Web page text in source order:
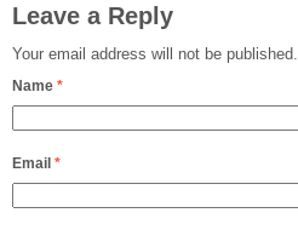
Leave a Reply
Your email address will not be published.
Name *
Email *